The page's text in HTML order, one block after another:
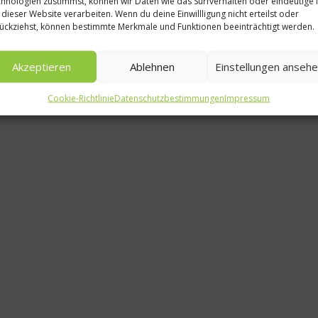
dieser Website verarbeiten. Wenn du deine Einwillligung nicht erteilst oder
können bestimmte Merkmale und Funktionen beeinträchtigt werden.
Akzeptieren Ablehnen Einstellungen
Cookie-RichtlinieDatenschutzbestimmungenImpressum